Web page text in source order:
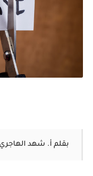
بقلم أ. شهد